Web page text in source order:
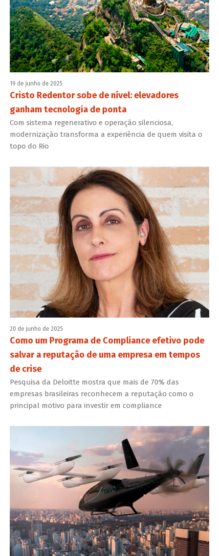
19 de junho de 2025
Cristo Redentor sobe de nível: elevadores
ganham tecnologia de ponta
Com sistema regenerativo e operação silenciosa,
modernização transforma a experiência de quem visita o
topo do Rio
20 de junho de 2025
Como um Programa de Compliance efetivo pode
salvar a reputação de uma empresa em tempos
de crise
Pesquisa da Deloitte mostra que mais de 70% das
empresas brasileiras reconhecem a reputação como o
principal motivo para investir em compliance